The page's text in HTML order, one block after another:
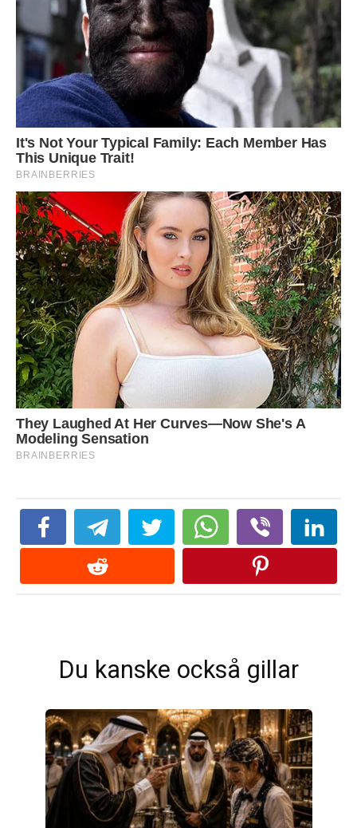
Du kanske också gillar